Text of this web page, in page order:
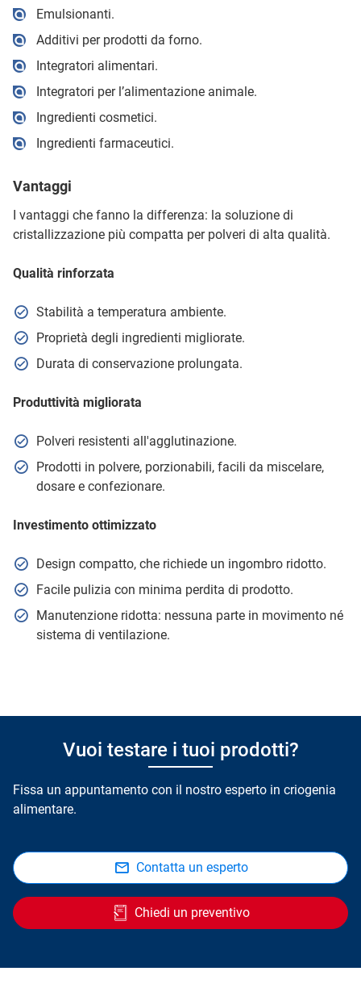
Emulsionanti.
Additivi per prodotti da forno.
Integratori alimentari.
Integratori per l’alimentazione animale.
Ingredienti cosmetici.
Ingredienti farmaceutici.
Vantaggi
I vantaggi che fanno la differenza: la soluzione di
cristallizzazione più compatta per polveri di alta qualità.
Qualità rinforzata
Stabilità a temperatura ambiente.
Proprietà degli ingredienti migliorate.
Durata di conservazione prolungata.
Produttività migliorata
Polveri resistenti all'agglutinazione.
Prodotti in polvere, porzionabili, facili da miscelare,
dosare e confezionare.
Investimento ottimizzato
Design compatto, che richiede un ingombro ridotto.
Facile pulizia con minima perdita di prodotto.
Manutenzione ridotta: nessuna parte in movimento né
sistema di ventilazione.
Vuoi testare i tuoi prodotti?
Fissa un appuntamento con il nostro esperto in criogenia
alimentare.
Contatta un esperto
Chiedi un preventivo